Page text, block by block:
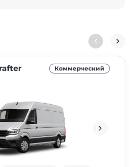
Коммерческий